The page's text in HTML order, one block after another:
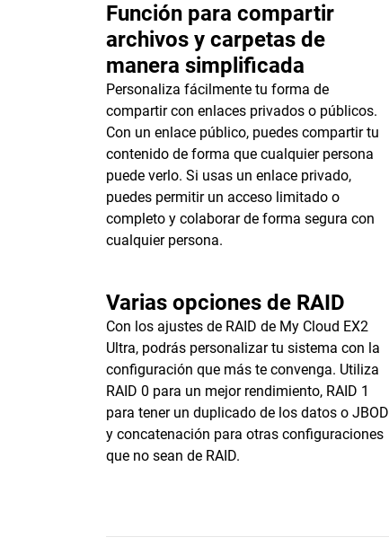
Función para compartir
archivos y carpetas de
manera simplificada
Personaliza fácilmente tu forma de
compartir con enlaces privados o públicos.
Con un enlace público, puedes compartir tu
contenido de forma que cualquier persona
puede verlo. Si usas un enlace privado,
puedes permitir un acceso limitado o
completo y colaborar de forma segura con
cualquier persona.
Varias opciones de RAID
Con los ajustes de RAID de My Cloud EX2
Ultra, podrás personalizar tu sistema con la
configuración que más te convenga. Utiliza
RAID 0 para un mejor rendimiento, RAID 1
para tener un duplicado de los datos o JBOD
y concatenación para otras configuraciones
que no sean de RAID.